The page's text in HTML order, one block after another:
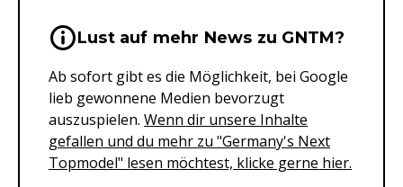
Wichtige Hinweise &
Lust auf mehr News zu GNTM?
Ab sofort gibt es die Möglichkeit, bei Google
lieb gewonnene Medien bevorzugt
auszuspielen. Wenn dir unsere Inhalte
gefallen und du mehr zu "Germany's Next
Topmodel" lesen möchtest, klicke gerne hier.